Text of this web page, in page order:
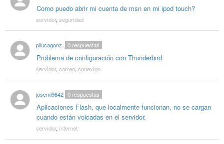
Como puedo abrir mi cuenta de msn en mi ipod touch?
servidor, seguridad
pilucagonzalez
Problema de configuración con Thunderbird
0respuestas
servidor, correo, conexion
josemi9642
Aplicaciones Flash, que localmente funcionan, no se cargan
cuando están volcadas en el servidor.
0respuestas
servidor, internet